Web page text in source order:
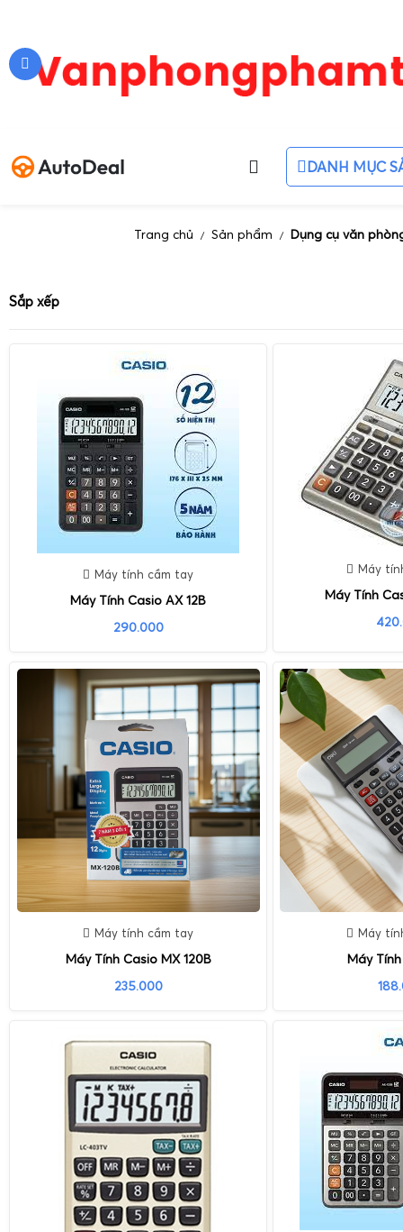
DANH MỤC
Trang chủ / Sản phẩm / Dụng cụ văn
Sắp xếp
Máy tính cầm tay
Máy Tính Casio AX 12B
290.000
Máy
Máy Tính
Máy tính cầm tay
Máy Tính Casio MX 120B
235.000
Máy
Máy Tính